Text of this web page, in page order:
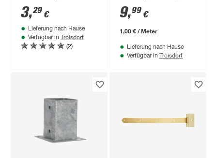
3,29 €
Lieferung nach Hause
Verfügbar in Troisdorf
(2)
cm 10 m
9,99 €
1,00 € / Meter
Lieferung nach Hause
Verfügbar in Troisdorf